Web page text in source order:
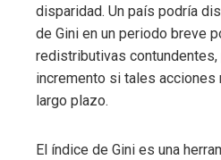
disparidad. Un país podría
de Gini en un periodo breve
redistributivas
incremento si tales acciones
largo plazo.
El índice de Gini es una